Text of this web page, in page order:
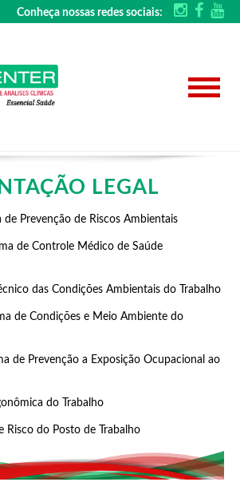
Conheça nossas redes sociais:
LEGAL
de Prevenção de Riscos Ambientais
de Controle Médico de Saúde
das Condições Ambientais do Trabalho
de Condições e Meio Ambiente do
de Prevenção a Exposição Ocupacional ao
do Trabalho
Risco do Posto de Trabalho